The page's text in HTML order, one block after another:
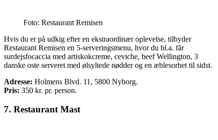
Foto: Restaurant Remisen
Hvis du er på udkig efter en ekstraordinær oplevelse, tilbyder
Restaurant Remisen en 5-serveringsmenu, hvor du bl.a. får
surdejsfocaccia med artiskokcreme, ceviche, beef Wellington, 3
danske oste serveret med ølsyltede nødder og en æblesorbet til sidst.
Adresse: Holmens Blvd. 11, 5800 Nyborg.
Pris: 350 kr. pr. person.
7. Restaurant Mast